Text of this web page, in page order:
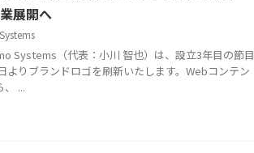
展開へ
Systems（代表：小川 智也）は、設立3年目の節目
よりブランドロゴを刷新いたします。Webコンテン
...